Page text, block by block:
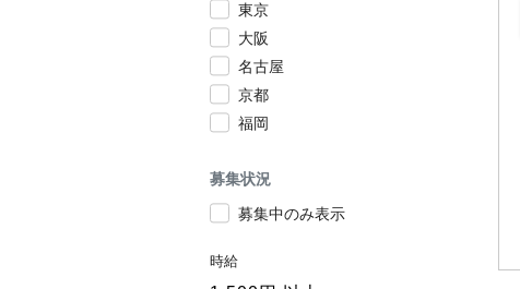
東京
大阪
名古屋
京都
福岡
募集状況
募集中のみ表示
時給